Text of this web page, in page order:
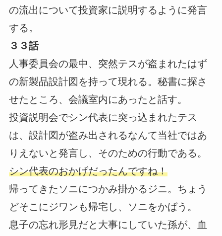
の流出について投資家に説明するように発言
する。
３３話
人事委員会の最中、突然テスが盗まれたはず
の新製品設計図を持って現れる。秘書に探さ
せたところ、会議室内にあったと話す。
投資説明会でシン代表に突っ込まれたテス
は、設計図が盗み出されるなんて当社ではあ
りえないと発言し、そのための行動である。
シン代表のおかげだったんですね！
帰ってきたソニにつかみ掛かるジニ。ちょう
どそこにジワンも帰宅し、ソニをかばう。
息子の忘れ形見だと大事にしていた孫が、血